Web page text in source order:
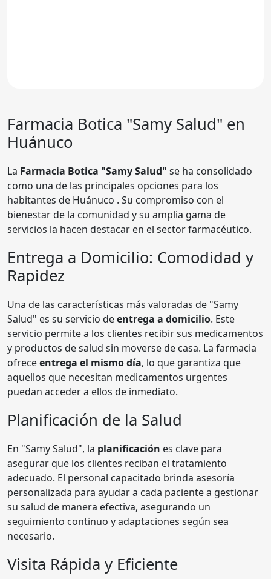
Farmacia Botica "Samy Salud" en
Huánuco
La Farmacia Botica "Samy Salud" se ha consolidado
como una de las principales opciones para los
habitantes de Huánuco . Su compromiso con el
bienestar de la comunidad y su amplia gama de
servicios la hacen destacar en el sector farmacéutico.
Entrega a Domicilio: Comodidad y
Rapidez
Una de las características más valoradas de "Samy
Salud" es su servicio deentrega a domicilio. Este
servicio permite a los clientes recibir sus medicamentos
y productos de salud sin moverse de casa. La farmacia
ofreceentrega el mismo día, lo que garantiza que
aquellos que necesitan medicamentos urgentes
puedan acceder a ellos de inmediato.
Planificación de la Salud
En "Samy Salud", la planificación es clave para
asegurar que los clientes reciban el tratamiento
adecuado. El personal capacitado brinda asesoría
personalizada para ayudar a cada paciente a gestionar
su salud de manera efectiva, asegurando un
seguimiento continuo y adaptaciones según sea
necesario.
Visita Rápida y Eficiente